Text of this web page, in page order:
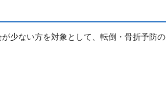
少ない方を対象として、転倒・骨折予防の